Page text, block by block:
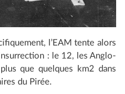
l’EAM tente alors
: le 12, les Anglo-
que quelques km2 dans
du Pirée.